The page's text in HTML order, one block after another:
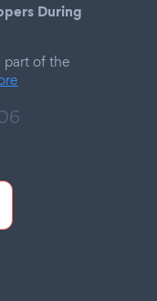
During
of the